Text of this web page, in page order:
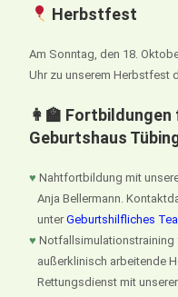
Herbstfest
Am Sonntag, den 18.
Uhr zu unserem Herbstfest
👩‍🏫 Fortbildungen
Geburtshaus
♥ Nahtfortbildung mit
Anja Bellermann.
unterGeburtshilfliches
♥ Notfallsimulationstraining
außerklinisch arbeitende
Rettungsdienst mit